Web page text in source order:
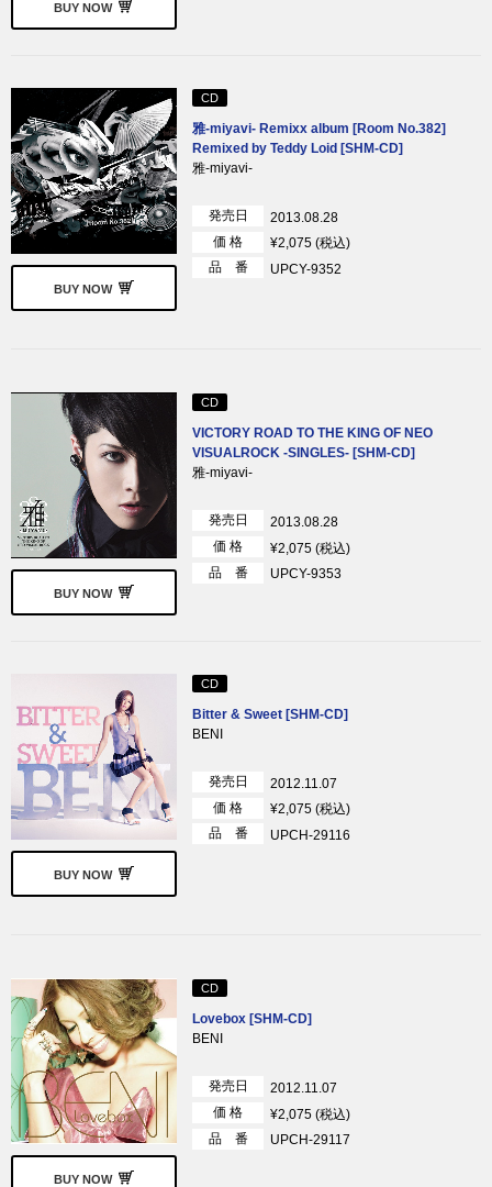
BUY NOW
BUY NOW
CD
雅-miyavi- Remixx album [Room No.382]
Remixed by Teddy Loid [SHM-CD]
雅-miyavi-
発売日
2013.08.28
価 格
¥2,075 (税込)
品 番
UPCY-9352
BUY NOW
CD
VICTORY ROAD TO THE KING OF NEO
VISUALROCK -SINGLES- [SHM-CD]
雅-miyavi-
発売日
2013.08.28
価 格
¥2,075 (税込)
品 番
UPCY-9353
BUY NOW
CD
Bitter & Sweet [SHM-CD]
BENI
発売日
2012.11.07
価 格
¥2,075 (税込)
品 番
UPCH-29116
BUY NOW
CD
Lovebox [SHM-CD]
BENI
発売日
2012.11.07
価 格
¥2,075 (税込)
品 番
UPCH-29117